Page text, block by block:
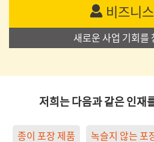
비즈니
새로운 사업 기회를
저희는 다음과 같은 인재
종이 포장 제품 녹슬지 않는 포